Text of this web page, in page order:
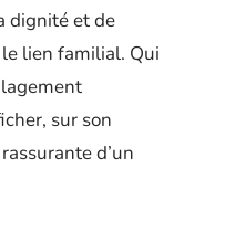
dignité et de
lien familial. Qui
sur son
d’un